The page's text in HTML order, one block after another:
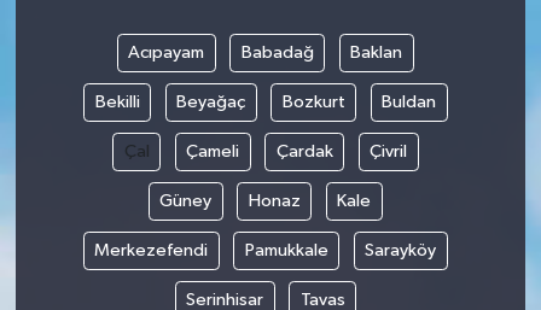
Acıpayam Babadağ Baklan
Bekilli Beyağaç Bozkurt Buldan
Çal Çameli Çardak Çivril
Güney Honaz Kale
Merkezefendi Pamukkale Sarayköy
Serinhisar Tavas